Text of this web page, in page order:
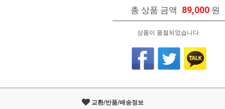
총 상품 금액 89,000 원
상품이 품절되었습니다.
교환/반품/배송정보